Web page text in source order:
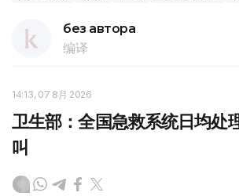
без автора
编译
14:13, 07 8月 2026
卫生部：全国急救系统日均处
叫